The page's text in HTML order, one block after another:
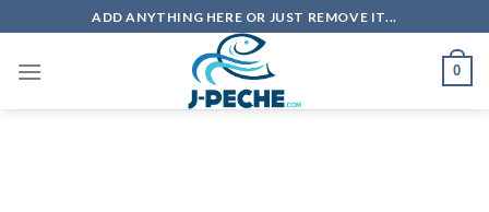
to
content
ADD ANYTHING HERE OR JUST REMOVE IT...
0